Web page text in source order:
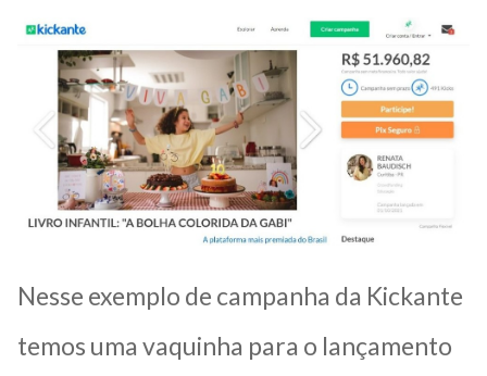
Nesse exemplo de campanha da Kickante
temos uma vaquinha para o lançamento